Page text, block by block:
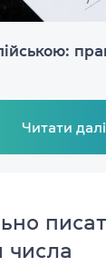
Читати далі
числа